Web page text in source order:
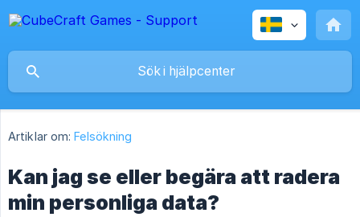
Artiklar om: Felsökning
Kan jag se eller begära att radera
min personliga data?